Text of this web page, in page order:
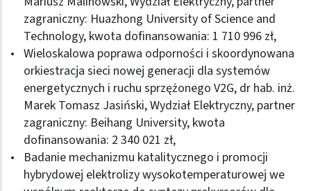
zagraniczny: Huazhong University of Science and
Technology, kwota dofinansowania: 1 710 996 zł,
Wieloskalowa poprawa odporności i skoordynowana
orkiestracja sieci nowej generacji dla systemów
energetycznych i ruchu sprzężonego V2G, dr hab. inż.
Marek Tomasz Jasiński, Wydział Elektryczny, partner
zagraniczny: Beihang University, kwota
dofinansowania: 2 340 021 zł,
Badanie mechanizmu katalitycznego i promocji
hybrydowej elektrolizy wysokotemperaturowej we